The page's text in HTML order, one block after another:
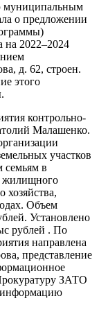
муниципальным
о предложении
на 2022–2024
д. 62, строен.
этого
контрольно-
Малашенко.
участков
семьям в
жилищного
хозяйства,
Объем
Установлено
рублей . По
направлена
представление
ЗАТО
информацию